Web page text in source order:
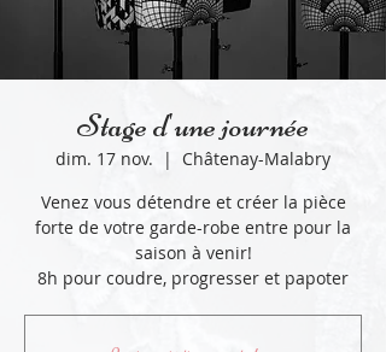
Stage d'une journée
dim. 17 nov.
  |
Châtenay-Malabry
Venez vous détendre et créer la pièce
forte de votre garde-robe entre pour la
saison à venir!
8h pour coudre, progresser et papoter